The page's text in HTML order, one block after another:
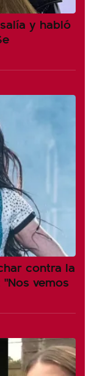
y habló
contra la
vemos